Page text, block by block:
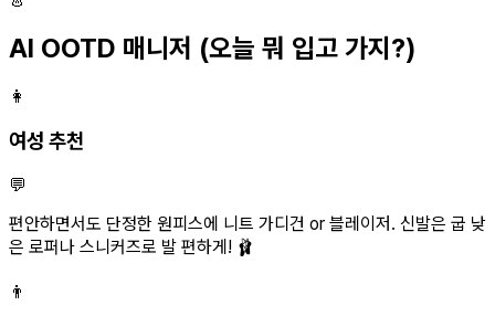
AI OOTD 매니저 (오늘 뭐 입고 가지?)
👩
여성 추천
💬
편안하면서도 단정한 원피스에 니트 가디건 or 블레이저. 신발은 굽 낮
은 로퍼나 스니커즈로 발 편하게! 🩰
👨